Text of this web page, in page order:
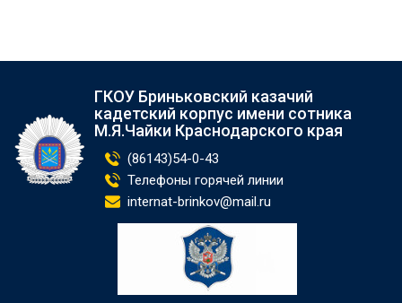
ГКОУ Бриньковский казачий
кадетский корпус имени сотника
М.Я.Чайки Краснодарского края
(86143)54-0-43
Телефоны горячей линии
internat-brinkov@mail.ru